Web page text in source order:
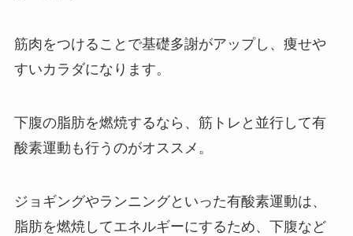
筋肉をつけることで基礎多謝がアップし、痩せや
すいカラダになります。
下腹の脂肪を燃焼するなら、筋トレと並行して有
酸素運動も行うのがオススメ。
ジョギングやランニングといった有酸素運動は、
脂肪を燃焼してエネルギーにするため、下腹など